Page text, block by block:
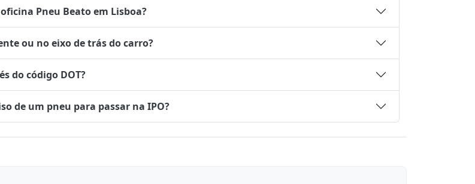
Pneu Beato em Lisboa?
ou no eixo de trás do carro?
do código DOT?
de um pneu para passar na IPO?